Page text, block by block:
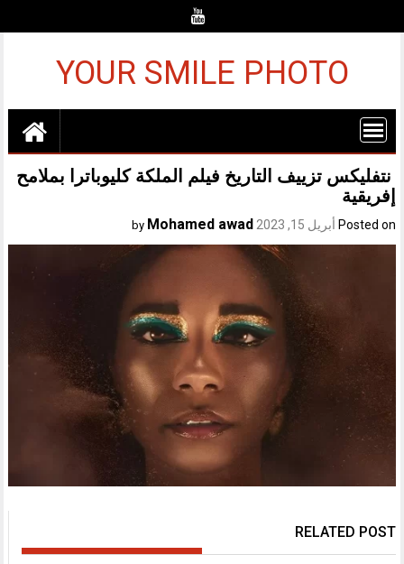
YOUR SMILE PHOTO
نتفليكس تزييف التاريخ فيلم الملكة كليوباترا بملامح
إفريقية
Posted on أبريل 15, 2023 Mohamed awad
RELATED POST